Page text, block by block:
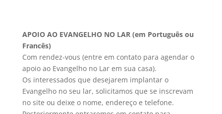
APOIO AO EVANGELHO NO LAR (em Português ou
Francês)
Com rendez-vous (entre em contato para agendar o
apoio ao Evangelho no Lar em sua casa).
Os interessados que desejarem implantar o
Evangelho no seu lar, solicitamos que se inscrevam
no site ou deixe o nome, endereço e telefone.